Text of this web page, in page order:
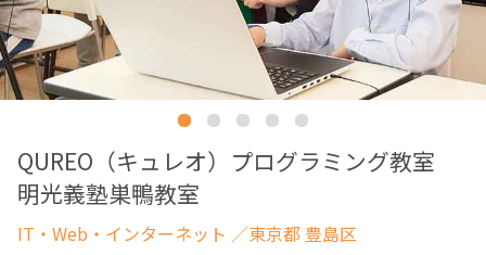
QUREO（キュレオ）プログラミング教室
明光義塾巣鴨教室
IT・Web・インターネット ／東京都 豊島区